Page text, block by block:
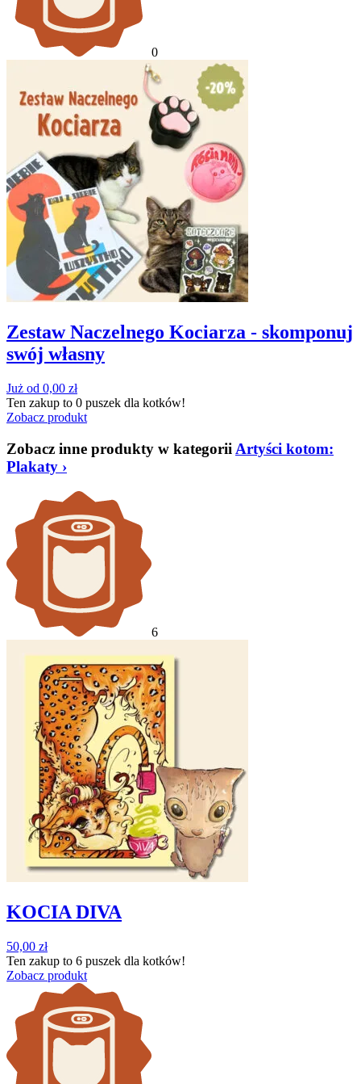
0
Zestaw Naczelnego Kociarza - skomponuj
swój własny
Już od 0,00 zł
Ten zakup to 0 puszek dla kotków!
Zobacz produkt
Zobacz inne produkty w kategorii Artyści kotom:
Plakaty ›
6
KOCIA DIVA
50,00 zł
Ten zakup to 6 puszek dla kotków!
Zobacz produkt